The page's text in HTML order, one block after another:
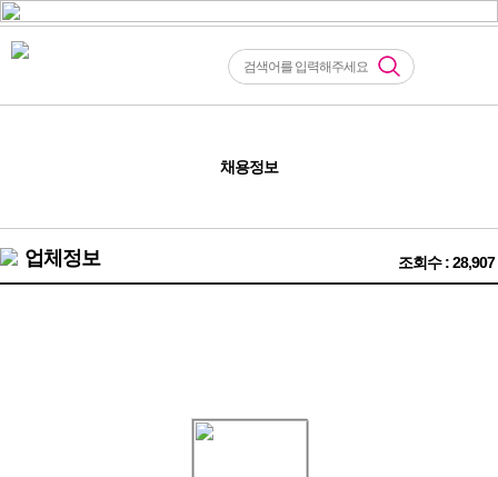
채용정보
업체정보 조회수 : 28,907